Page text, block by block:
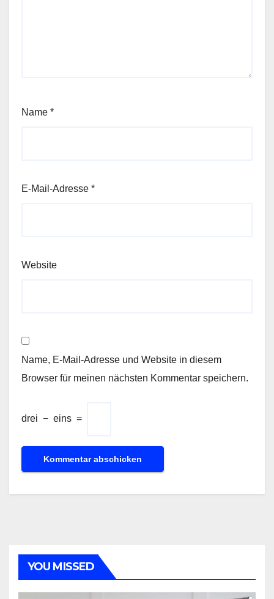
Name *
E-Mail-Adresse *
Website
Name, E-Mail-Adresse und Website in diesem
Browser für meinen nächsten Kommentar speichern.
drei − eins =
YOU MISSED